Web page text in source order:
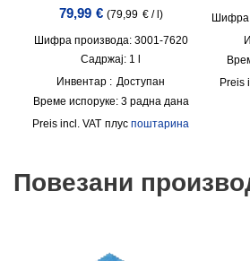
79,99 € (79,99 €/ )
Шифра производа: 3001-7620
Садржај: 1
Инвентар : Доступан
Време испоруке: 3 радна дана
incl. VAT плус поштарина
Шифра
Повезани